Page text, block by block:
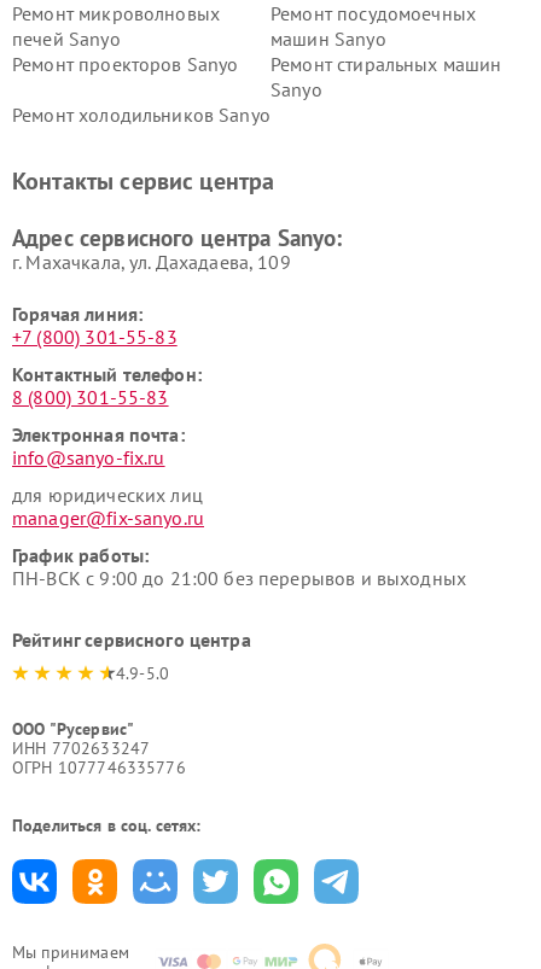
Мы принимаем
Ремонт микроволновых
печей Sanyo
Ремонт посудомоечных
машин Sanyo
Ремонт проекторов Sanyo
Ремонт стиральных машин
Sanyo
Ремонт холодильников Sanyo
Контакты сервис центра
Адрес сервисного центра Sanyo:
г. Махачкала, ул. Дахадаева, 109
Горячая линия:
+7 (800) 301-55-83
Контактный телефон:
8 (800) 301-55-83
Электронная почта:
info@sanyo-fix.ru
для юридических лиц
manager@fix-sanyo.ru
График работы:
ПН-ВСК с 9:00 до 21:00 без перерывов и выходных
Рейтинг сервисного центра
4.9-5.0
ООО "Русервис"
ИНН 7702633247
ОГРН 1077746335776
Поделиться в соц. сетях: